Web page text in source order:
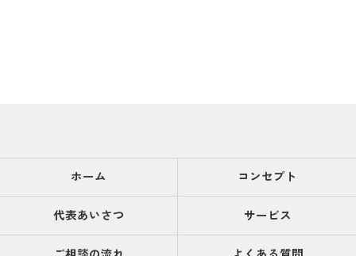
ホーム コンセプト
代表あいさつ サービス